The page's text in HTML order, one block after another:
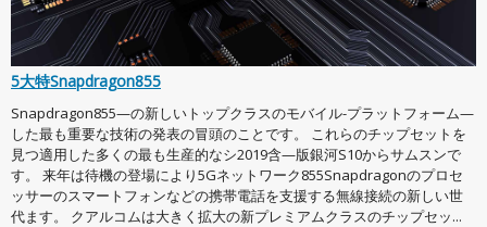
5大特Snapdragon855
Snapdragon855—の新しいトップクラスのモバイル-プラットフォーム—
した最も重要な技術の発表の冒頭のことです。 これらのチップセットを
見つ適用した多くの最も生産的なシ2019含—版銀河S10からサムスンで
す。 来年は待機の登場により5Gネットワーク855Snapdragonのプロセ
ッサーのスマートフォンなどの携帯電話を支援する無線接続の新しい世
代ます。 クアルコムは大きく拡大の新プレミアムクラスのチップセッ...